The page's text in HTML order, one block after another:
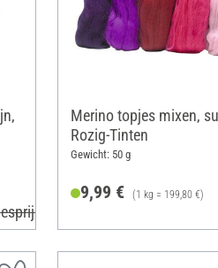
10,99 €
Merino topjes mixen,
Rozig-Tinten
Gewicht: 50 g
9,99 € (1 kg = 199,80 €)